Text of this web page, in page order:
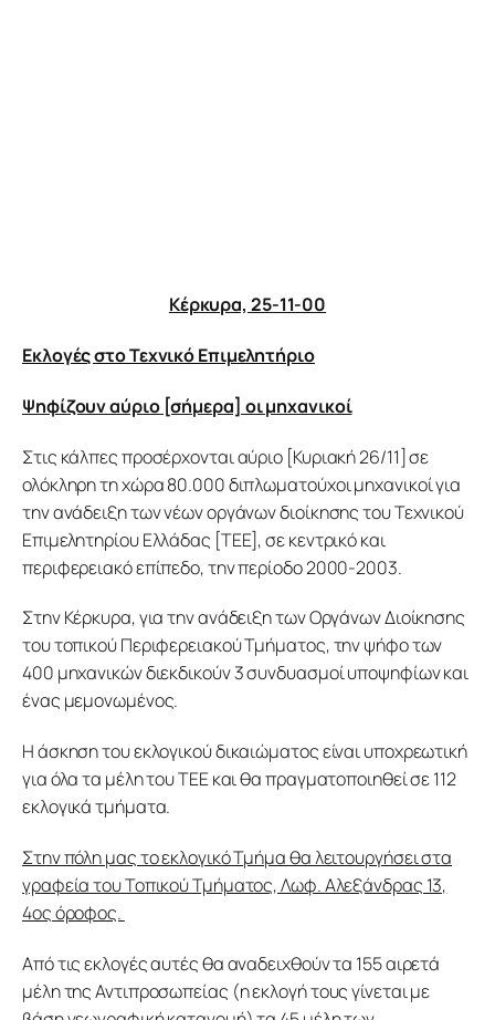
Κέρκυρα, 25-11-00
Εκλογές στο Τεχνικό Επιμελητήριο
Ψηφίζουν αύριο [σήμερα] οι μηχανικοί
Στις κάλπες προσέρχονται αύριο [Κυριακή 26/11] σε
ολόκληρη τη χώρα 80.000 διπλωματούχοι μηχανικοί για
την ανάδειξη των νέων οργάνων διοίκησης του Τεχνικού
Επιμελητηρίου Ελλάδας [ΤΕΕ], σε κεντρικό και
περιφερειακό επίπεδο, την περίοδο 2000-2003.
Στην Κέρκυρα, για την ανάδειξη των Οργάνων Διοίκησης
του τοπικού Περιφερειακού Τμήματος, την ψήφο των
400 μηχανικών διεκδικούν 3 συνδυασμοί υποψηφίων και
ένας μεμονωμένος.
Η άσκηση του εκλογικού δικαιώματος είναι υποχρεωτική
για όλα τα μέλη του ΤΕΕ και θα πραγματοποιηθεί σε 112
εκλογικά τμήματα.
Στην πόλη μας το εκλογικό Τμήμα θα λειτουργήσει στα
γραφεία του Τοπικού Τμήματος, Λωφ. Αλεξάνδρας 13,
4ος όροφος.
Από τις εκλογές αυτές θα αναδειχθούν τα 155 αιρετά
μέλη της Αντιπροσωπείας (η εκλογή τους γίνεται με